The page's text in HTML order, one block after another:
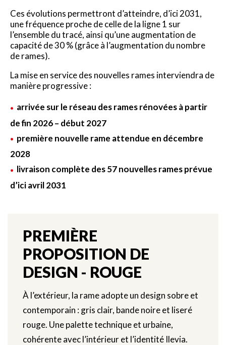
Ces évolutions permettront d’atteindre, d’ici 2031,
une fréquence proche de celle de la ligne 1 sur
l’ensemble du tracé, ainsi qu’une augmentation de
capacité de 30 % (grâce à l’augmentation du nombre
de rames).
La mise en service des nouvelles rames interviendra de
manière progressive :
arrivée sur le réseau des rames rénovées à partir
de fin 2026 – début 2027
première nouvelle rame attendue en décembre
2028
livraison complète des 57 nouvelles rames prévue
d’ici avril 2031
PREMIÈRE
PROPOSITION DE
DESIGN - ROUGE
À l’extérieur, la rame adopte un design sobre et
contemporain : gris clair, bande noire et liseré
rouge. Une palette technique et urbaine,
cohérente avec l’intérieur et l’identité Ilevia.